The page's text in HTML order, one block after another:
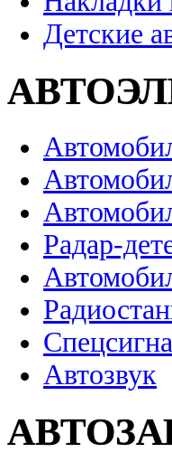
Детские
Радар-
Автозвук